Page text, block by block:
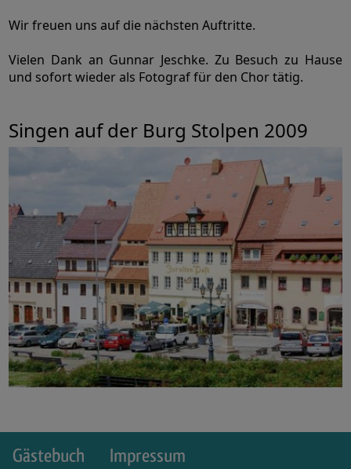
Wir freuen uns auf die nächsten Auftritte.
Vielen Dank an Gunnar Jeschke. Zu Besuch zu Hause
und sofort wieder als Fotograf für den Chor tätig.
Singen auf der Burg Stolpen 2009
Gästebuch Impressum